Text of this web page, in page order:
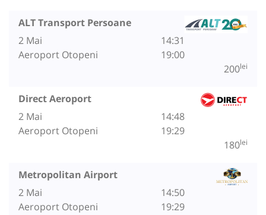
ALT Transport Persoane
2 Mai
Aeroport Otopeni
14:31
19:00
200lei
Direct Aeroport
2 Mai
Aeroport Otopeni
14:48
19:29
180lei
Metropolitan Airport
2 Mai
Aeroport Otopeni
14:50
19:29